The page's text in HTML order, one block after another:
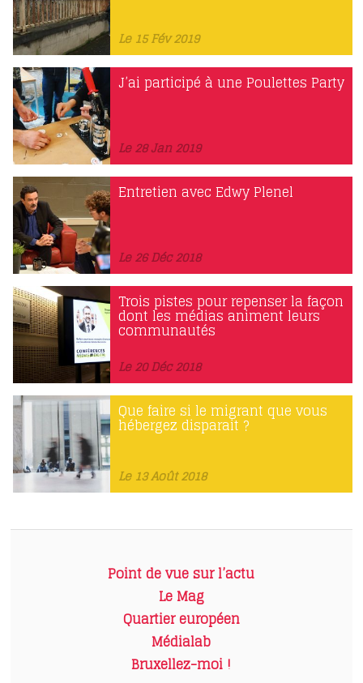
Le 15 Fév 2019
J’ai participé à une Poulettes Party
Le 28 Jan 2019
Entretien avec Edwy Plenel
Le 26 Déc 2018
Trois pistes pour repenser la façon
dont les médias animent leurs
communautés
Le 20 Déc 2018
Que faire si le migrant que vous
hébergez disparait ?
Le 13 Août 2018
Point de vue sur l’actu
Le Mag
Quartier européen
Médialab
Bruxellez-moi !